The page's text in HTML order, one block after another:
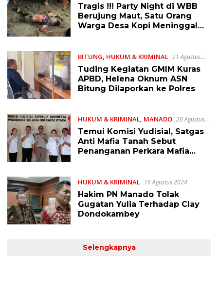
2024
Tragis !!! Party Night di WBB
Berujung Maut, Satu Orang
Warga Desa Kopi Meninggal
BITUNG, HUKUM & KRIMINAL 21 Agustus
2024
Tuding Kegiatan GMIM Kuras
APBD, Helena Oknum ASN
Bitung Dilaporkan ke Polres
HUKUM & KRIMINAL, MANADO 20 Agustus
2024
Temui Komisi Yudisial, Satgas
Anti Mafia Tanah Sebut
Penanganan Perkara Mafia
HUKUM & KRIMINAL 16 Agustus 2024
Hakim PN Manado Tolak
Gugatan Yulia Terhadap Clay
Dondokambey
Selengkapnya